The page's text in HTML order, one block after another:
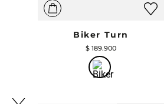
Biker Turn
$ 189.900